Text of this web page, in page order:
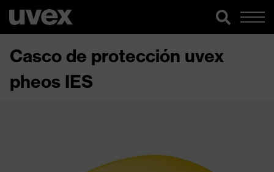
Casco de protección uvex
pheos IES